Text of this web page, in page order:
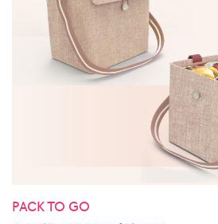
PACK TO GO